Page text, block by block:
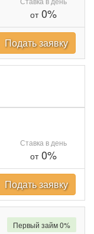
от0%
Подать заявку
Ставка в день
от0%
Подать заявку
Первый займ 0%